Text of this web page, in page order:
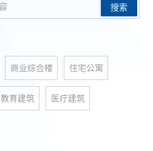
搜索
商业综合楼 住宅公寓
教育建筑 医疗建筑